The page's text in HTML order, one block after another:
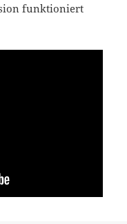
funktioniert